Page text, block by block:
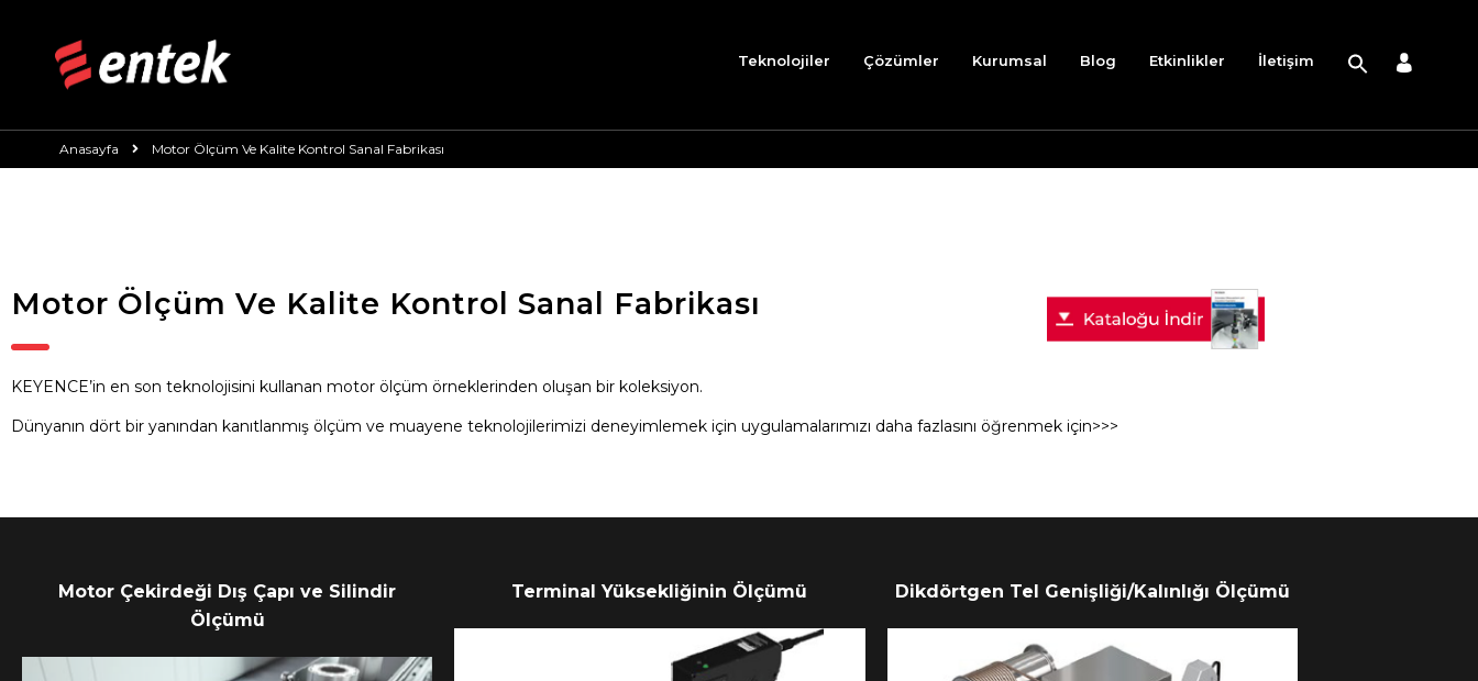
Teknolojiler Çözümler Kurumsal Blog Etkinlikler İletişim
Anasayfa Motor Ölçüm Ve Kalite Kontrol Sanal Fabrikası
Motor Ölçüm Ve Kalite Kontrol Sanal Fabrikası
KEYENCE’in en son teknolojisini kullanan motor ölçüm örneklerinden oluşan bir koleksiyon.
Dünyanın dört bir yanından kanıtlanmış ölçüm ve muayene teknolojilerimizi deneyimlemek için uygulamalarımızı daha fazlasını öğrenmek için>>>
Motor Çekirdeği Dış Çapı ve Silindir
Ölçümü
Terminal Yüksekliğinin Ölçümü Dikdörtgen Tel Genişliği/Kalınlığı Ölçümü